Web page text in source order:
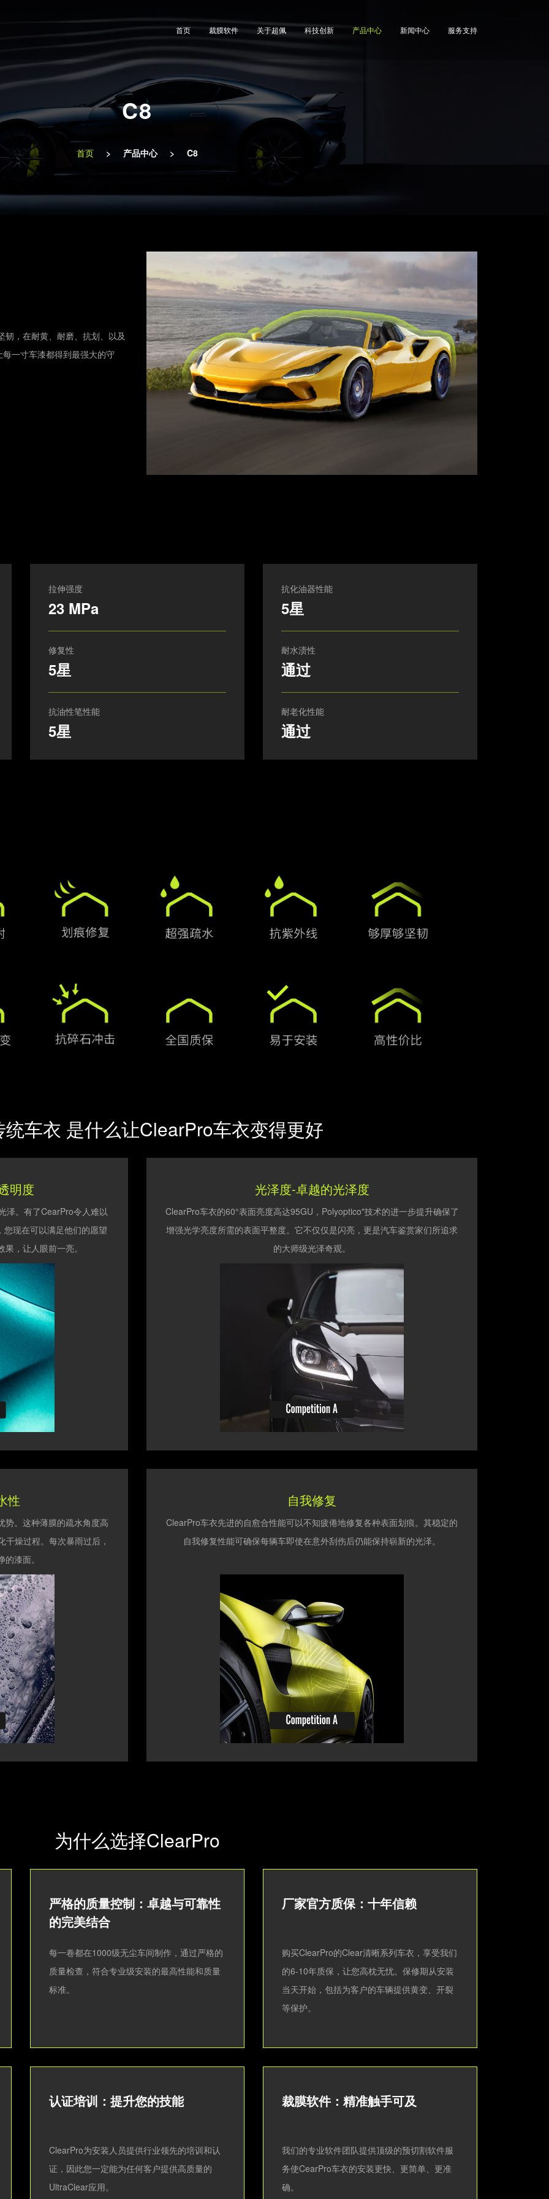
首页 裁膜软件 关于超佩 科技创新 产品中心 新闻中心 服务支持
C8
首页 > 产品中心 > C8
，在耐黄、耐磨、抗划、以及
一寸车漆都得到最强大的守
拉伸强度
23 MPa
修复性
5星
抗油性笔性能
5星
抗化油器性能
5星
耐水渍性
通过
耐老化性能
通过
统车衣 是什么让ClearPro车衣变得更好
明度
泽。有了CearPro令人难以
现在可以满足他们的愿望
，让人眼前一亮。
光泽度-卓越的光泽度
ClearPro车衣的60°表面亮度高达95GU，Polyoptico"技术的进一步提升确保了
增强光学亮度所需的表面平整度。它不仅仅是闪亮，更是汽车鉴赏家们所追求
的大师级光泽奇观。
性
势。这种薄膜的疏水角度高
燥过程。每次暴雨过后，
漆面。
自我修复
ClearPro车衣先进的自愈合性能可以不知疲倦地修复各种表面划痕。其稳定的
自我修复性能可确保每辆车即使在意外刮伤后仍能保持崭新的光泽。
为什么选择ClearPro
严格的质量控制：卓越与可靠性
的完美结合
每一卷都在1000级无尘车间制作，通过严格的
质量检查，符合专业级安装的最高性能和质量
标准。
厂家官方质保：十年信赖
购买ClearPro的Clear清晰系列车衣，享受我们
的6-10年质保，让您高枕无忧。保修期从安装
当天开始，包括为客户的车辆提供黄变、开裂
等保护。
认证培训：提升您的技能
ClearPro为安装人员提供行业领先的培训和认
证，因此您一定能为任何客户提供高质量的
UltraClear应用。
裁膜软件：精准触手可及
我们的专业软件团队提供顶级的预切割软件服
务使CearPro车衣的安装更快、更简单、更准
确。